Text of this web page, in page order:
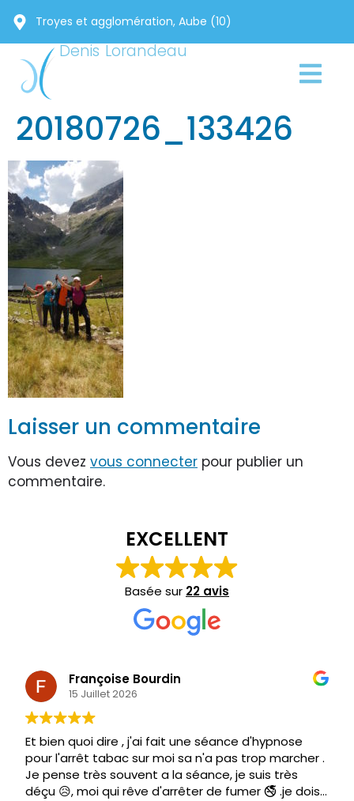
Troyes et agglomération, Aube (10)
Denis Lorandeau
20180726_133426
Laisser un commentaire
Vous devez vous connecter pour publier un
commentaire.
EXCELLENT
Basée sur 22 avis
Françoise Bourdin
15 Juillet 2026
Et bien quoi dire , j'ai fait une séance d'hypnose
pour l'arrêt tabac sur moi sa n'a pas trop marcher .
Je pense très souvent a la séance, je suis très
déçu 😥, moi qui rêve d'arrêter de fumer 🚭 .je dois